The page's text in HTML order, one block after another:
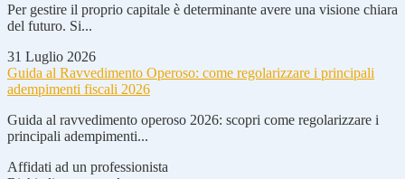
Per gestire il proprio capitale è determinante avere una visione chiara
del futuro. Si...
31 Luglio 2026
Guida al Ravvedimento Operoso: come regolarizzare i principali
adempimenti fiscali 2026
Guida al ravvedimento operoso 2026: scopri come regolarizzare i
principali adempimenti...
Affidati ad un professionista